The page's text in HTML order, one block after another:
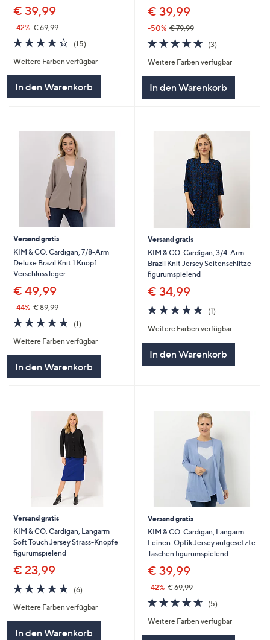
€ 39,99
-42% € 69,99
4.3
von
5
(15)15
Weitere Farben verfügbar
In den Warenkorb
€ 39,99
-50% € 79,99
5.0
von
5
(3)3
Weitere Farben verfügbar
In den Warenkorb
Versand gratis
KIM & CO. Cardigan, 7/8-Arm
Deluxe Brazil Knit 1 Knopf
Verschluss leger
€ 49,99
-44% € 89,99
5.0
von
5
(1)1
Weitere Farben verfügbar
In den Warenkorb
Versand gratis
KIM & CO. Cardigan, 3/4-Arm
Brazil Knit Jersey Seitenschlitze
figurumspielend
€ 34,99
5.0
von
5
(1)1
Weitere Farben verfügbar
In den Warenkorb
Versand gratis
KIM & CO. Cardigan, Langarm
Soft Touch Jersey Strass-Knöpfe
figurumspielend
€ 23,99
4.7
von
5
(6)6
Weitere Farben verfügbar
In den Warenkorb
Versand gratis
KIM & CO. Cardigan, Langarm
Leinen-Optik Jersey aufgesetzte
Taschen figurumspielend
€ 39,99
-42% € 69,99
4.6
von
5
(5)5
Weitere Farben verfügbar